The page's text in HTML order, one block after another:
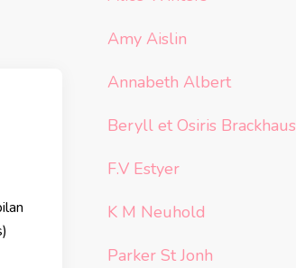
Amy Aislin
Annabeth Albert
Beryll et Osiris Brackhaus
F.V Estyer
K M Neuhold
Parker St Jonh